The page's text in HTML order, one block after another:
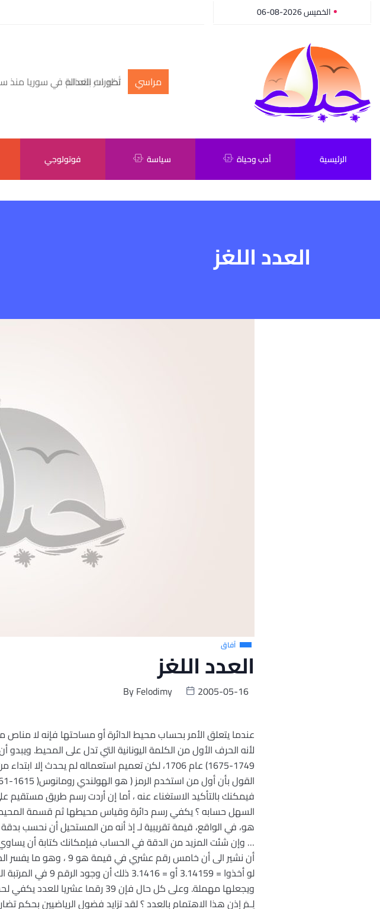
الخميس 2026-08-06
مراسي أكبر سر بالعالم
الرئيسية أدب وحياة سياسة فوتولوجي
العدد اللغز
آفاق
العدد اللغز
ByFelodimy 2005-05-16
عندما يتعلق الأمر بحساب محيط الدائرة أو مساحتها فإنه لا مناص
فيمكنك بالتأكيد الاستغناء عنه ، أما إن أردت رسم طريق
السهل حسابه ؟ يكفي رسم دائرة وقياس محيطها ثم قسمة
أن نشير الى أن خامس
لو أخذوا = 3.14159
ويجعلها مهملة. وعلى كل حال فإن
لِـمَ إذن هذا الاهتمام بالعدد ؟ لقد تزايد فضول الرياضيين